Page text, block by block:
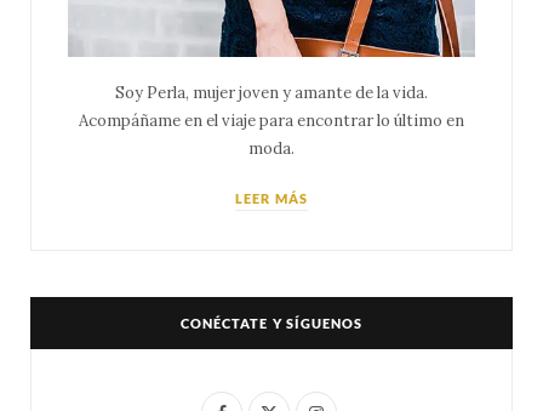
Soy Perla, mujer joven y amante de la vida.
Acompáñame en el viaje para encontrar lo último en
moda.
LEER MÁS
CONÉCTATE Y SÍGUENOS